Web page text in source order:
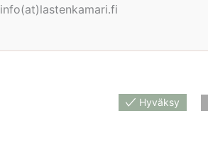
info(at)lastenkamari.fi
Hyväksy